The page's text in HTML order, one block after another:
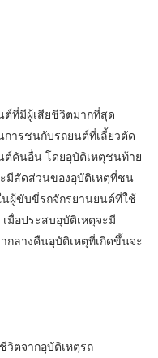
ต์ที่มีผู้เสียชีวิตมากที่สุด
ารชนกับรถยนต์ที่เลี้ยวตัด
ต์คันอื่น โดยอุบัติเหตุชนท้าย
มีสัดส่วนของอุบัติเหตุที่ชน
นผู้ขับขี่รถจักรยานยนต์ที่ใช้
มื่อประสบอุบัติเหตุจะมี
กลางคืนอุบัติเหตุที่เกิดขึ้นจะ
วิตจากอุบัติเหตุรถ